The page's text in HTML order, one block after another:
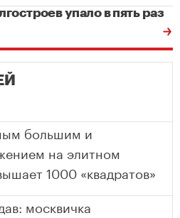
упало в пять раз
большим и
на элитном
1000 «квадратов»
москвичка